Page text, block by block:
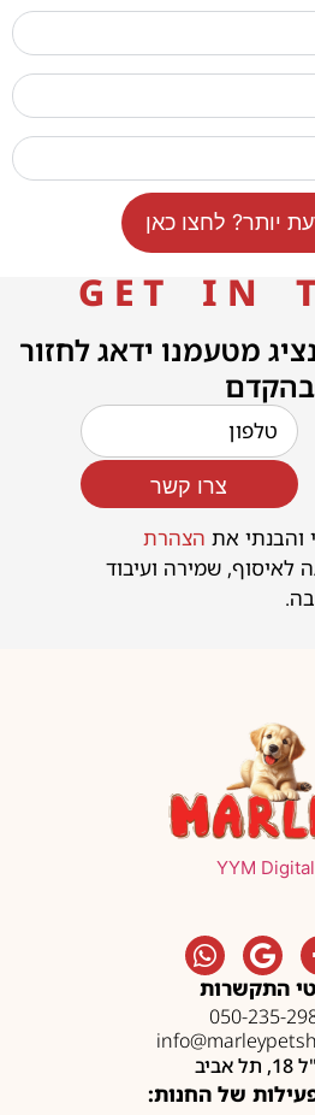
יותר? לחצו כאן
G E T I N T
מטעמנו ידאג לחזור
בהקדם
והבנתי את הצהרת
לאיסוף, שמירה ועיבוד
צרו קשר
YYM Digital
התקשרות
050-235-
של החנות: